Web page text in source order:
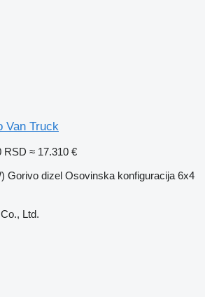
Van Truck
RSD ≈ 17.310 €
Gorivo dizel Osovinska konfiguracija 6x4
Ltd.